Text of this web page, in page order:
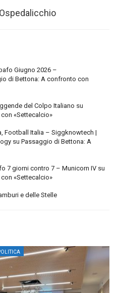
Giugno 2026 –
di Bettona: A confronto con
del Colpo Italiano su
«Settecalcio»
Football Italia – Siggknowtech |
su Passaggio di Bettona: A
7 giorni contro 7 – Municorn IV su
«Settecalcio»
e delle Stelle